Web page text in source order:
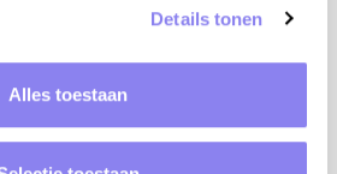
Details tonen
Alles toestaan
Plus d'info